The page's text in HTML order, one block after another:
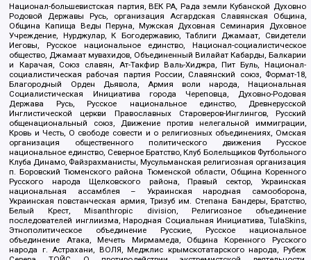
Национал-большевистская партия, ВЕК РА, Рада земли Кубанской Духовно
Родовой Державы Русь, организация Асгардская Славянская Община,
Община Капища Веды Перуна, Мужская Духовная Семинария Духовное
Учреждение, Нурджулар, К Богодержавию, Таблиги Джамаат, Свидетели
Иеговы, Русское национальное единство, Национал-социалистическое
общество, Джамаат мувахидов, Объединенный Вилайат Кабарды, Балкарии
и Карачая, Союз славян, Ат-Такфир Валь-Хиджра, Пит Буль, Национал-
социалистическая рабочая партия России, Славянский союз, Формат-18,
Благородный Орден Дьявола, Армия воли народа, Национальная
Социалистическая Инициатива города Череповца, Духовно-Родовая
Держава Русь, Русское национальное единство, Древнерусской
Инглистической церкви Православных Староверов-Инглингов, Русский
общенациональный союз, Движение против нелегальной иммиграции,
Кровь и Честь, О свободе совести и о религиозных объединениях, Омская
организация общественного политического движения Русское
национальное единство, Северное Братство, Клуб Болельщиков Футбольного
Клуба Динамо, Файзрахманисты, Мусульманская религиозная организация
п. Боровский Тюменского района Тюменской области, Община Коренного
Русского народа Щелковского района, Правый сектор, Украинская
национальная ассамблея – Украинская народная самооборона,
Украинская повстанческая армия, Тризуб им. Степана Бандеры, Братство,
Белый Крест, Misanthropic division, Религиозное объединение
последователей инглиизма, Народная Социальная Инициатива, TulaSkins,
Этнополитическое объединение Русские, Русское национальное
объединение Атака, Мечеть Мирмамеда, Община Коренного Русского
народа г. Астрахани, ВОЛЯ, Меджлис крымскотатарского народа, Рубеж